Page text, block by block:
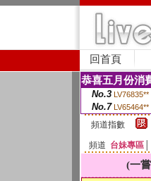
回首頁
恭喜五月份消
No.3 LV76835**
No.7 LV65464**
頻道指數
頻道 台妹專區
(一